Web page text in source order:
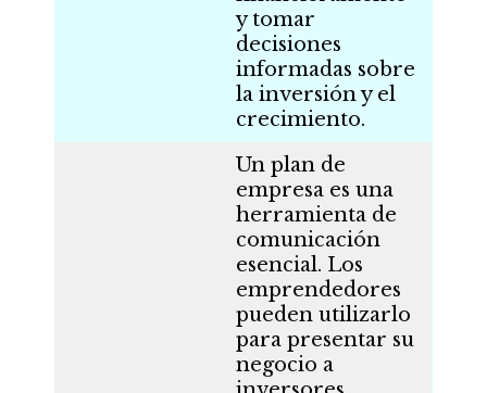
y tomar
decisiones
informadas sobre
la inversión y el
crecimiento.
Un plan de
empresa es una
herramienta de
comunicación
esencial. Los
emprendedores
pueden utilizarlo
para presentar su
negocio a